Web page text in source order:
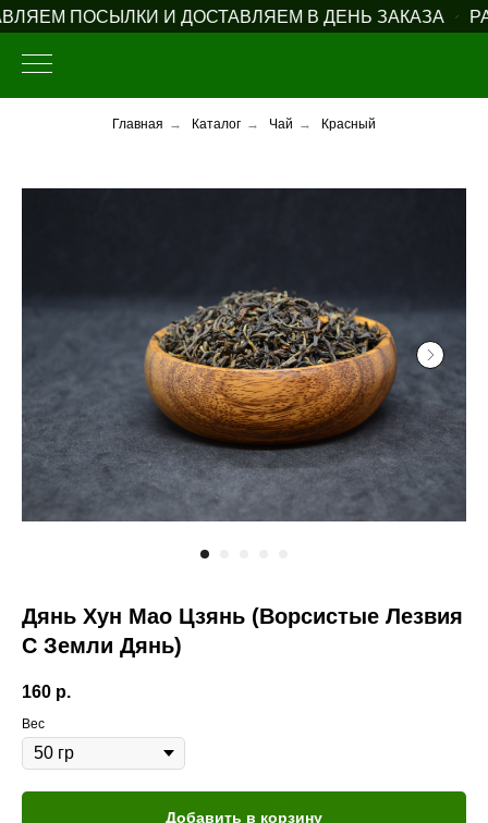
ПОСЫЛКИ И ДОСТАВЛЯЕМ В ДЕНЬ ЗАКАЗА
Главная → Каталог → Чай → Красный
Дянь Хун Мао Цзянь (Ворсистые Лезвия
С Земли Дянь)
160 р.
Вес
Добавить в корзину